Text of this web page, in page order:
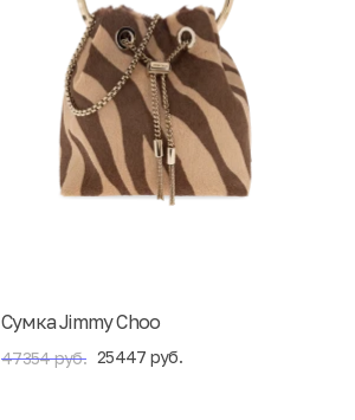
Сумка Jimmy Choo
47354 руб. 25447 руб.